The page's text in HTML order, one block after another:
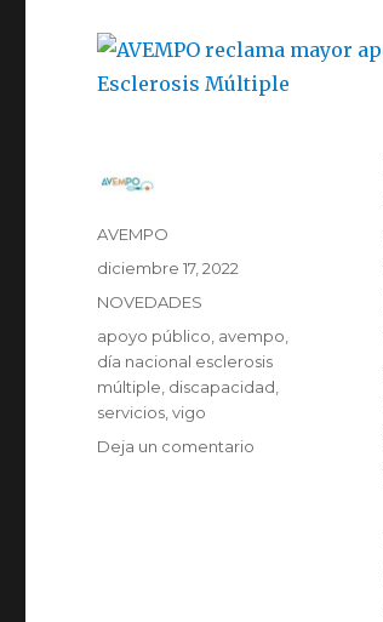
Autor
AVEMPO
Publicado
diciembre 17, 2022
Categorías
NOVEDADES
Etiquetas
apoyo público avempo
día nacional esclerosis
múltiple discapacidad
servicios ,vigo
Deja un comentario